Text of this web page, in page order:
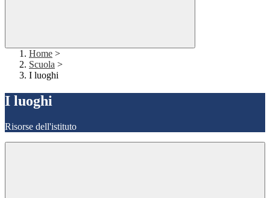
Home >
Scuola >
I luoghi
I luoghi
Risorse dell'istituto